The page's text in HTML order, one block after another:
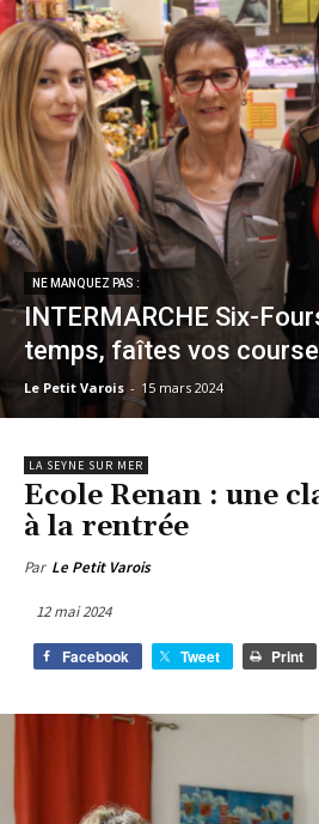
NE MANQUEZ PAS :
INTERMARCHE Six-
temps, faîtes vos
Le Petit Varois - 15 mars 2024
LA SEYNE SUR MER
Ecole Renan : une
à la rentrée
Par Le Petit Varois
12 mai 2024
Facebook Tweet Print